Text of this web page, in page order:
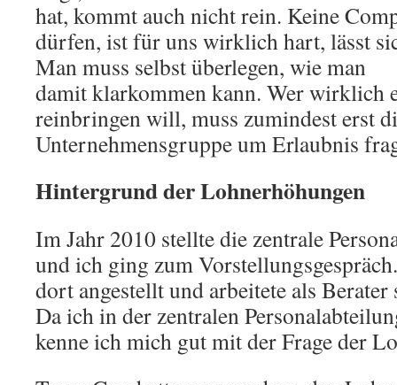
hat, kommt auch nicht rein. Keine
dürfen, ist für uns wirklich hart, lässt
Man muss selbst überlegen, wie man
damit klarkommen kann. Wer wirklich
reinbringen will, muss zumindest erst
Unternehmensgruppe um Erlaubnis
Hintergrund der Lohnerhöhungen
Im Jahr 2010 stellte die zentrale
und ich ging zum
dort angestellt und arbeitete als
Da ich in der zentralen
kenne ich mich gut mit der Frage der